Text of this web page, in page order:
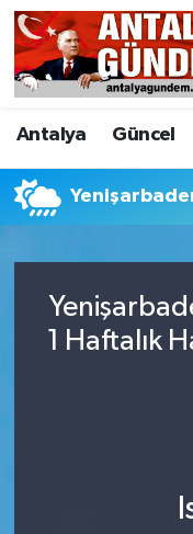
Antalya Güncel
1 Haftalık
Antalya
Asayiş
Bilim &
EĞİTİM
Antalya
Antalya Hava
Antalya
Süper Lig
Son Dakika